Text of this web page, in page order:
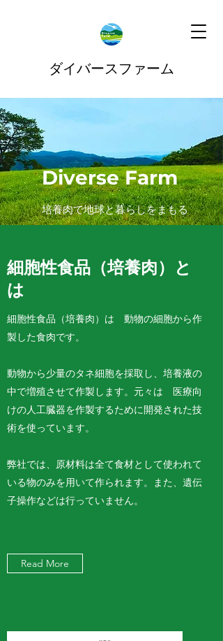
ダイバースファーム
Diverse Farm
​​培養肉で地球と暮らしをまもる
細胞性食品（培養肉）と
は
​細胞性食品（培養肉）は 動物の細胞から作
製した食肉です。
動物から少量のタネ細胞を採取し、培養液の
中で増殖させて作製します。元々は 医療向
けの人工臓器を作製するために開発された技
術を使っています。
弊社では、原材料は全て食材として使われて
いる物のみを用いて作られます。また、遺伝
子操作などは行っていません。
Read More